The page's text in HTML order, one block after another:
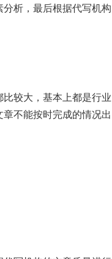
析，最后根据代写机构
较大，基本上都是行业
不能按时完成的情况出